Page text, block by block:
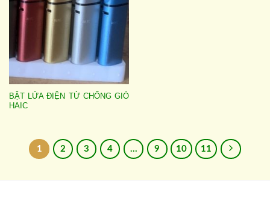
BẬT LỬA ĐIỆN TỬ CHỐNG GIÓ
HAIC
1 2 3 4 … 9 10 11